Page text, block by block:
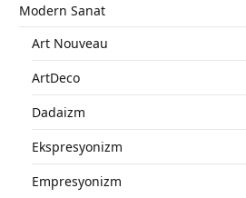
Modern Sanat
Art Nouveau
ArtDeco
Dadaizm
Ekspresyonizm
Empresyonizm